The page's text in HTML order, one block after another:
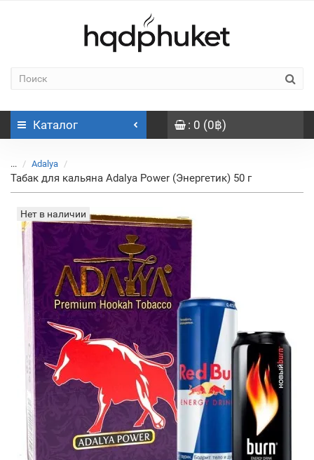
Каталог : 0 (0฿)
... Adalya
Табак для кальяна Adalya Power (Энергетик) 50 г
Нет в наличии